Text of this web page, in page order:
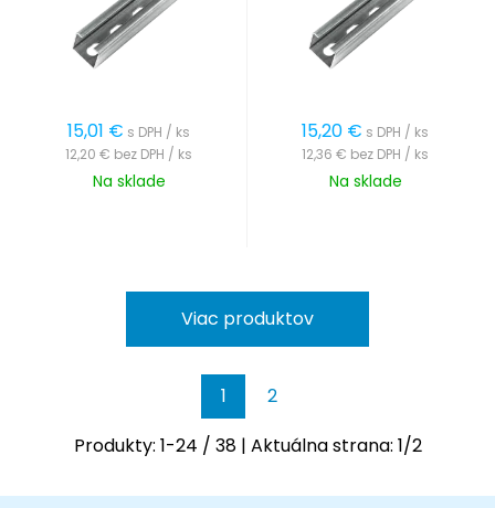
15,01 € s DPH / ks
12,20 € bez DPH / ks
Na sklade
15,20 € s DPH / ks
12,36 € bez DPH / ks
Na sklade
Viac produktov
1
2
Produkty: 1-24 / 38| Aktuálna strana: 1/2